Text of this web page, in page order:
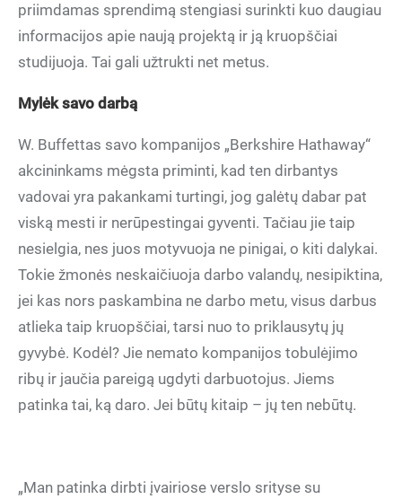
priimdamas sprendimą stengiasi surinkti kuo daugiau
informacijos apie naują projektą ir ją kruopščiai
studijuoja. Tai gali užtrukti net metus.
Mylėk savo darbą
W. Buffettas savo kompanijos „Berkshire Hathaway“
akcininkams mėgsta priminti, kad ten dirbantys
vadovai yra pakankami turtingi, jog galėtų dabar pat
viską mesti ir nerūpestingai gyventi. Tačiau jie taip
nesielgia, nes juos motyvuoja ne pinigai, o kiti dalykai.
Tokie žmonės neskaičiuoja darbo valandų, nesipiktina,
jei kas nors paskambina ne darbo metu, visus darbus
atlieka taip kruopščiai, tarsi nuo to priklausytų jų
gyvybė. Kodėl? Jie nemato kompanijos tobulėjimo
ribų ir jaučia pareigą ugdyti darbuotojus. Jiems
patinka tai, ką daro. Jei būtų kitaip – jų ten nebūtų.
„Man patinka dirbti įvairiose verslo srityse su